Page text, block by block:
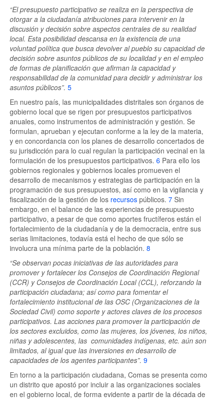
“El presupuesto participativo se realiza en la perspectiva de
otorgar a la ciudadanía atribuciones para intervenir en la
discusión y decisión sobre aspectos centrales de su realidad
local. Esta posibilidad descansa en la existencia de una
voluntad política que busca devolver al pueblo su capacidad de
decisión sobre asuntos públicos de su localidad y en el empleo
de formas de planificación que afirman la capacidad y
responsabilidad de la comunidad para decidir y administrar los
asuntos públicos”. 5
En nuestro país, las municipalidades distritales son órganos de
gobierno local que se rigen por presupuestos participativos
anuales, como instrumentos de administración y gestión. Se
formulan, aprueban y ejecutan conforme a la ley de la materia,
y en concordancia con los planes de desarrollo concertados de
su jurisdicción para lo cual regulan la participación vecinal en la
formulación de los presupuestos participativos. 6 Para ello los
gobiernos regionales y gobiernos locales promueven el
desarrollo de mecanismos y estrategias de participación en la
programación de sus presupuestos, así como en la vigilancia y
fiscalización de la gestión de los recursos públicos. 7 Sin
embargo, en el balance de las experiencias de presupuesto
participativo, a pesar de que como aportes fructíferos están el
fortalecimiento de la ciudadanía y de la democracia, entre sus
serias limitaciones, todavía está el hecho de que sólo se
involucra una mínima parte de la población. 8
“Se observan pocas iniciativas de las autoridades para
promover y fortalecer los Consejos de Coordinación Regional
(CCR) y Consejos de Coordinación Local (CCL), reforzando la
participación ciudadana; así como para fomentar el
fortalecimiento institucional de las OSC (Organizaciones de la
Sociedad Civil) como soporte y actores claves de los procesos
participativos. Las acciones para promover la participación de
los sectores excluidos, como las mujeres, los jóvenes, los niños,
niñas y adolescentes, las comunidades indígenas, etc. aún son
limitados, al igual que las inversiones en desarrollo de
capacidades de los agentes participantes”. 9
En torno a la participación ciudadana, Comas se presenta como
un distrito que apostó por incluir a las organizaciones sociales
en el gobierno local, de forma evidente a partir de la década de